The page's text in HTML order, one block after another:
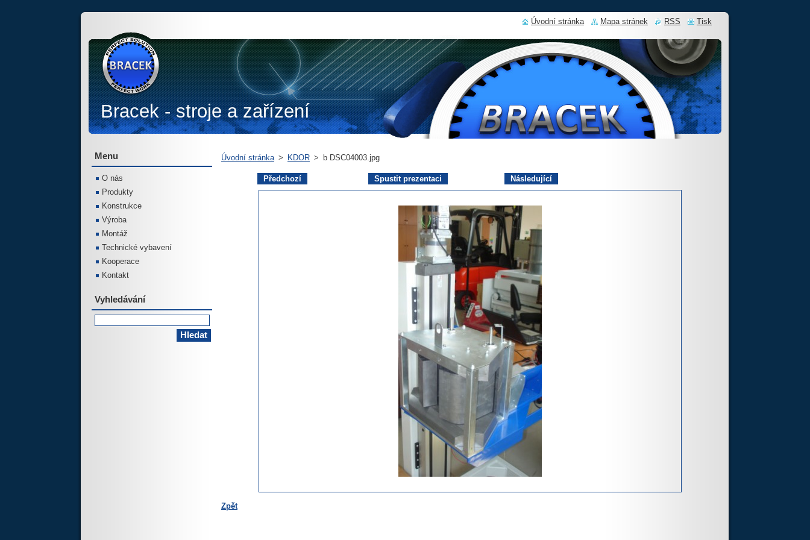
Bracek - stroje a zařízení
Úvodní stránka > KDOR > b DSC04003.jpg
Předchozí Spustit prezentaci Následující
Zpět
Menu
O nás
Produkty
Konstrukce
Výroba
Montáž
Technické vybavení
Kooperace
Kontakt
Vyhledávání
Úvodní stránka Mapa stránek RSS Tisk